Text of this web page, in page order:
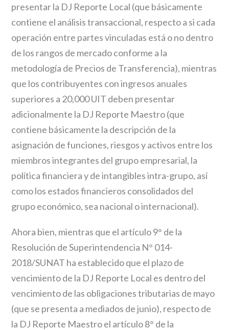
presentar la DJ Reporte Local (que básicamente
contiene el análisis transaccional, respecto a si cada
operación entre partes vinculadas está o no dentro
de los rangos de mercado conforme a la
metodología de Precios de Transferencia), mientras
que los contribuyentes con ingresos anuales
superiores a 20,000 UIT deben presentar
adicionalmente la DJ Reporte Maestro (que
contiene básicamente la descripción de la
asignación de funciones, riesgos y activos entre los
miembros integrantes del grupo empresarial, la
política financiera y de intangibles intra-grupo, así
como los estados financieros consolidados del
grupo económico, sea nacional o internacional).
Ahora bien, mientras que el artículo 9° de la
Resolución de Superintendencia N° 014-
2018/SUNAT ha establecido que el plazo de
vencimiento de la DJ Reporte Local es dentro del
vencimiento de las obligaciones tributarias de mayo
(que se presenta a mediados de junio), respecto de
la DJ Reporte Maestro el artículo 8° de la